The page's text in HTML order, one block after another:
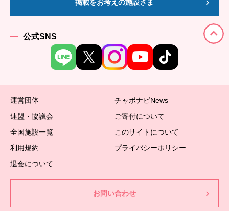
掲載をお考えの施設さま
公式SNS
運営団体
チャボナビNews
連盟・協議会
ご寄付について
全国施設一覧
このサイトについて
利用規約
プライバシーポリシー
退会について
お問い合わせ